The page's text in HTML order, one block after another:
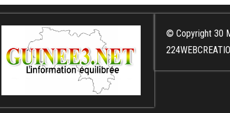
© Copyright 30